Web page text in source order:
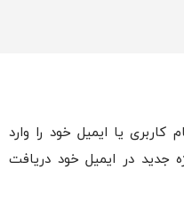
کاربری یا ایمیل خود را وارد
جدید در ایمیل خود دریافت